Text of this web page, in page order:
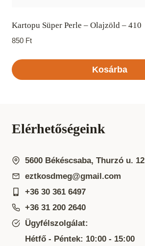
Kartopu Süper Perle – Olajzöld – 410
850 Ft
Kosárba
Elérhetőségeink
5600 Békéscsaba, Thurzó u. 12
eztkosdmeg@gmail.com
+36 30 361 6497
+36 31 200 2640
Ügyfélszolgálat:
Hétfő - Péntek: 10:00 - 15:00